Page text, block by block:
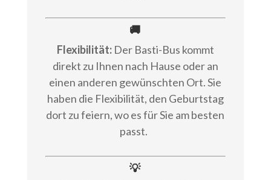
🚚
Flexibilität:Der Basti-Bus kommt
direkt zu Ihnen nach Hause oder an
einen anderen gewünschten Ort. Sie
haben die Flexibilität, den Geburtstag
dort zu feiern, wo es für Sie am besten
passt.
💡